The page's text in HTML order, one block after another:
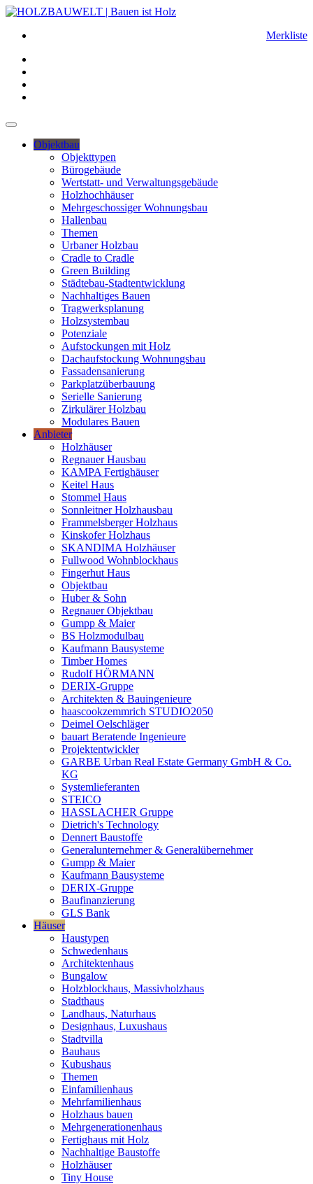
Merkliste
Objektbau
Objekttypen
Bürogebäude
Wertstatt- und Verwaltungsgebäude
Holzhochhäuser
Mehrgeschossiger Wohnungsbau
Hallenbau
Themen
Urbaner Holzbau
Cradle to Cradle
Green Building
Städtebau-Stadtentwicklung
Nachhaltiges Bauen
Tragwerksplanung
Holzsystembau
Potenziale
Aufstockungen mit Holz
Dachaufstockung Wohnungsbau
Fassadensanierung
Parkplatzüberbauung
Serielle Sanierung
Zirkulärer Holzbau
Modulares Bauen
Anbieter
Holzhäuser
Regnauer Hausbau
KAMPA Fertighäuser
Keitel Haus
Stommel Haus
Sonnleitner Holzhausbau
Frammelsberger Holzhaus
Kinskofer Holzhaus
SKANDIMA Holzhäuser
Fullwood Wohnblockhaus
Fingerhut Haus
Objektbau
Huber & Sohn
Regnauer Objektbau
Gumpp & Maier
BS Holzmodulbau
Kaufmann Bausysteme
Timber Homes
Rudolf HÖRMANN
DERIX-Gruppe
Architekten & Bauingenieure
haascookzemmrich STUDIO2050
Deimel Oelschläger
bauart Beratende Ingenieure
Projektentwickler
GARBE Urban Real Estate Germany GmbH & Co.
KG
Systemlieferanten
STEICO
HASSLACHER Gruppe
Dietrich's Technology
Dennert Baustoffe
Generalunternehmer & Generalübernehmer
Gumpp & Maier
Kaufmann Bausysteme
DERIX-Gruppe
Baufinanzierung
GLS Bank
Häuser
Haustypen
Schwedenhaus
Architektenhaus
Bungalow
Holzblockhaus, Massivholzhaus
Stadthaus
Landhaus, Naturhaus
Designhaus, Luxushaus
Stadtvilla
Bauhaus
Kubushaus
Themen
Einfamilienhaus
Mehrfamilienhaus
Holzhaus bauen
Mehrgenerationenhaus
Fertighaus mit Holz
Nachhaltige Baustoffe
Holzhäuser
Tiny House